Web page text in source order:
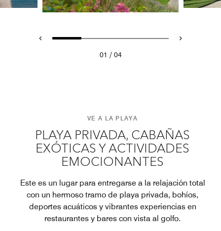
01 / 04
VE A LA PLAYA
PLAYA PRIVADA, CABAÑAS
EXÓTICAS Y ACTIVIDADES
EMOCIONANTES
Este es un lugar para entregarse a la relajación total
con un hermoso tramo de playa privada, bohíos,
deportes acuáticos y vibrantes experiencias en
restaurantes y bares con vista al golfo.